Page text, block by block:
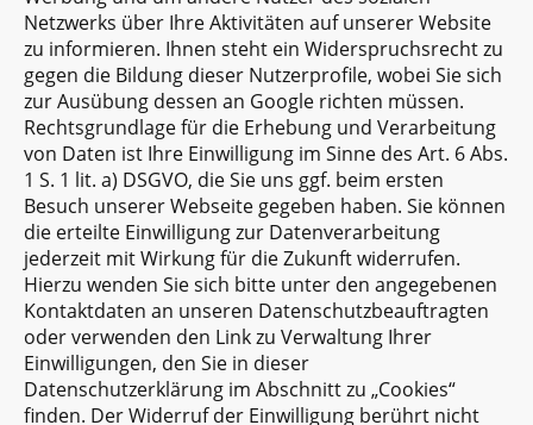
Netzwerks über Ihre Aktivitäten auf unserer Website
zu informieren. Ihnen steht ein Widerspruchsrecht zu
gegen die Bildung dieser Nutzerprofile, wobei Sie sich
zur Ausübung dessen an Google richten müssen.
Rechtsgrundlage für die Erhebung und Verarbeitung
von Daten ist Ihre Einwilligung im Sinne des Art. 6 Abs.
1 S. 1 lit. a) DSGVO, die Sie uns ggf. beim ersten
Besuch unserer Webseite gegeben haben. Sie können
die erteilte Einwilligung zur Datenverarbeitung
jederzeit mit Wirkung für die Zukunft widerrufen.
Hierzu wenden Sie sich bitte unter den angegebenen
Kontaktdaten an unseren Datenschutzbeauftragten
oder verwenden den Link zu Verwaltung Ihrer
Einwilligungen, den Sie in dieser
Datenschutzerklärung im Abschnitt zu „Cookies“
finden. Der Widerruf der Einwilligung berührt nicht